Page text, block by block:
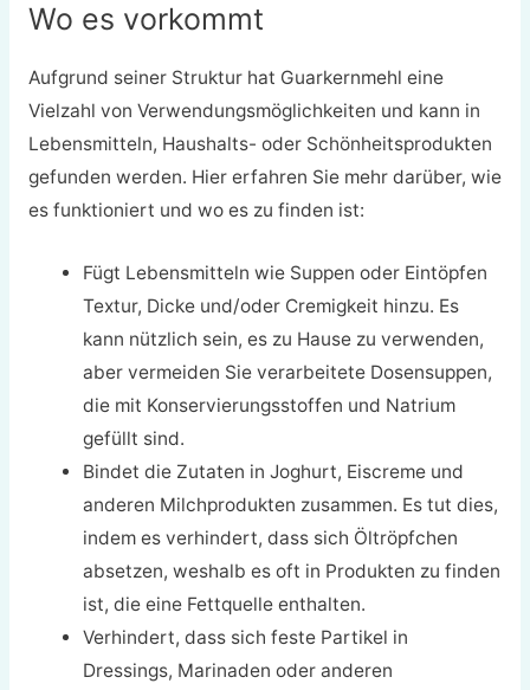
Wo es vorkommt
Aufgrund seiner Struktur hat Guarkernmehl eine
Vielzahl von Verwendungsmöglichkeiten und kann in
Lebensmitteln, Haushalts- oder Schönheitsprodukten
gefunden werden. Hier erfahren Sie mehr darüber, wie
es funktioniert und wo es zu finden ist:
Fügt Lebensmitteln wie Suppen oder Eintöpfen
Textur, Dicke und/oder Cremigkeit hinzu. Es
kann nützlich sein, es zu Hause zu verwenden,
aber vermeiden Sie verarbeitete Dosensuppen,
die mit Konservierungsstoffen und Natrium
gefüllt sind.
Bindet die Zutaten in Joghurt, Eiscreme und
anderen Milchprodukten zusammen. Es tut dies,
indem es verhindert, dass sich Öltröpfchen
absetzen, weshalb es oft in Produkten zu finden
ist, die eine Fettquelle enthalten.
Verhindert, dass sich feste Partikel in
Dressings, Marinaden oder anderen